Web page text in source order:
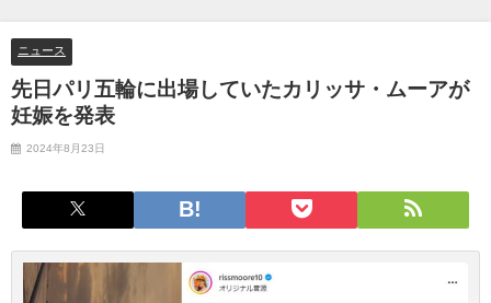
ニュース
先日パリ五輪に出場していたカリッサ・ムーアが
妊娠を発表
2024年8月23日